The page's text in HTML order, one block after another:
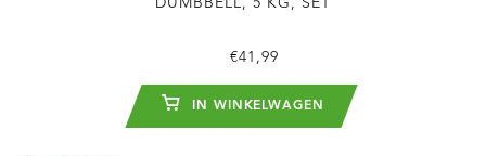
DUMBBELL, 5 KG, SET
€41,99
IN WINKELWAGEN